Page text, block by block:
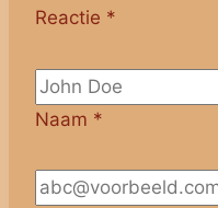
Reactie *
Naam *